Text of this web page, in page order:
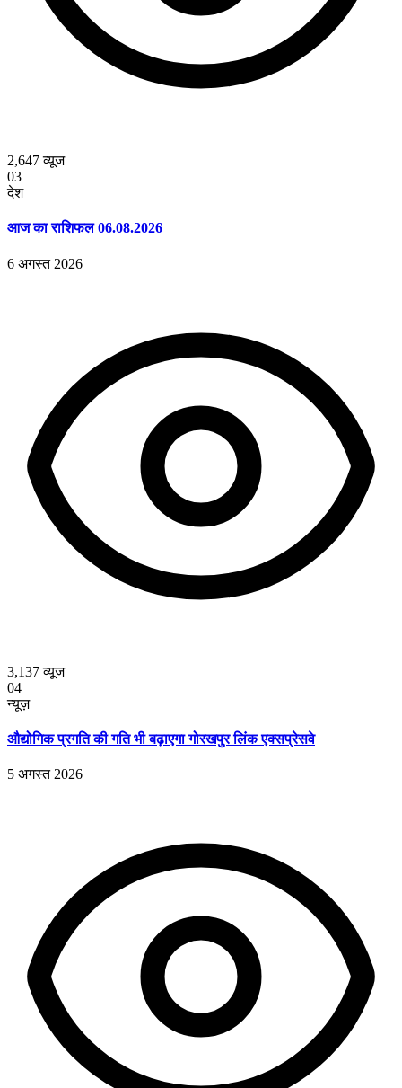
2,647व्यूज
03
देश
आज का राशिफल 06.08.2026
6 अगस्त 2026
3,137व्यूज
04
न्यूज़
औद्योगिक प्रगति की गति भी बढ़ाएगा गोरखपुर लिंक एक्सप्रेसवे
5 अगस्त 2026